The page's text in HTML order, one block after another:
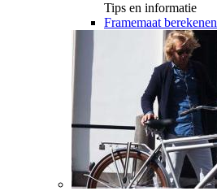
Tips en informatie
Framemaat berekenen